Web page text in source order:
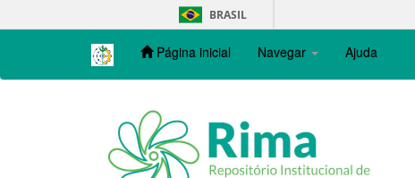
navigation
BRASIL
Página inicial Navegar Ajuda